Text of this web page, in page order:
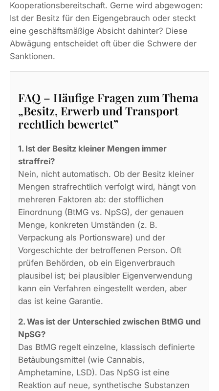
Kooperationsbereitschaft. Gerne wird abgewogen:
Ist der Besitz für den Eigengebrauch oder steckt
eine geschäftsmäßige Absicht dahinter? Diese
Abwägung entscheidet oft über die Schwere der
Sanktionen.
FAQ – Häufige Fragen zum Thema
„Besitz, Erwerb und Transport
rechtlich bewertet”
1. Ist der Besitz kleiner Mengen immer
straffrei?
Nein, nicht automatisch. Ob der Besitz kleiner
Mengen strafrechtlich verfolgt wird, hängt von
mehreren Faktoren ab: der stofflichen
Einordnung (BtMG vs. NpSG), der genauen
Menge, konkreten Umständen (z. B.
Verpackung als Portionsware) und der
Vorgeschichte der betroffenen Person. Oft
prüfen Behörden, ob ein Eigenverbrauch
plausibel ist; bei plausibler Eigenverwendung
kann ein Verfahren eingestellt werden, aber
das ist keine Garantie.
2. Was ist der Unterschied zwischen BtMG und
NpSG?
Das BtMG regelt einzelne, klassisch definierte
Betäubungsmittel (wie Cannabis,
Amphetamine, LSD). Das NpSG ist eine
Reaktion auf neue, synthetische Substanzen